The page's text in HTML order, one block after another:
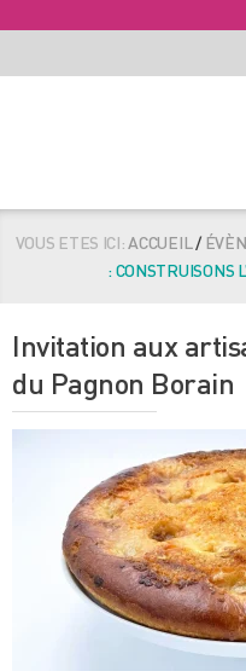
VOUS ETES ICI:ACCUEIL/
: CONSTRUISONS
Invitation aux
du Pagnon Borain